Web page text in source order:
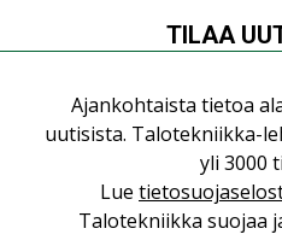
NIMITYKSET
Consti
Refair
NIMITYKSET
TILAA
Ajankohtaista tietoa
uutisista. Talotekniikka-
yli 3000
Lue
Talotekniikka suojaa